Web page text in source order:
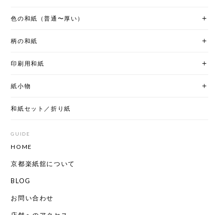
色の和紙（普通〜厚い）
柄の和紙
印刷用和紙
紙小物
和紙セット／折り紙
GUIDE
HOME
京都楽紙舘について
BLOG
お問い合わせ